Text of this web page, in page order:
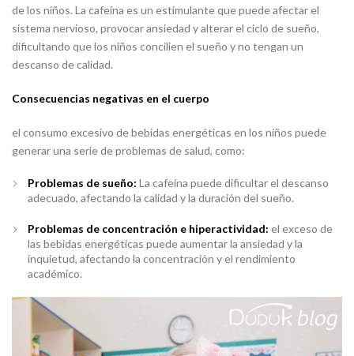
de los niños. La cafeína es un estimulante que puede afectar el
sistema nervioso, provocar ansiedad y alterar el ciclo de sueño,
dificultando que los niños concilien el sueño y no tengan un
descanso de calidad.
Consecuencias negativas en el cuerpo
el consumo excesivo de bebidas energéticas en los niños puede
generar una serie de problemas de salud, como:
Problemas de sueño: La cafeína puede dificultar el descanso
adecuado, afectando la calidad y la duración del sueño.
Problemas de concentración e hiperactividad: el exceso de
las bebidas energéticas puede aumentar la ansiedad y la
inquietud, afectando la concentración y el rendimiento
académico.